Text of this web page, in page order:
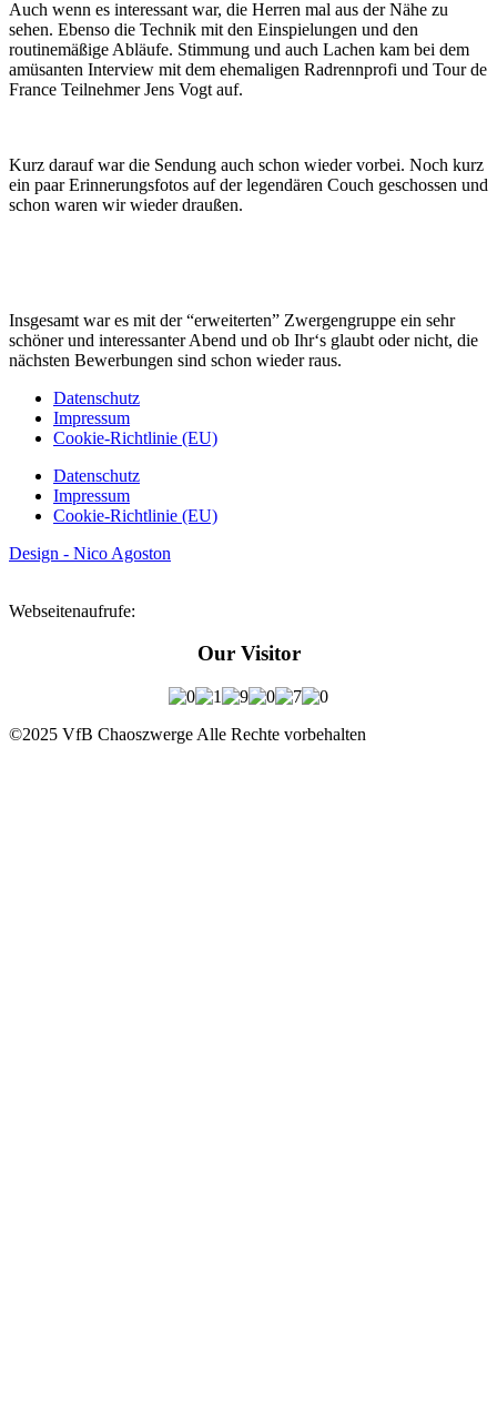
Auch wenn es interessant war, die Herren mal aus der Nähe zu
sehen. Ebenso die Technik mit den Einspielungen und den
routinemäßige Abläufe. Stimmung und auch Lachen kam bei dem
amüsanten Interview mit dem ehemaligen Radrennprofi und Tour de
France Teilnehmer Jens Vogt auf.
Kurz darauf war die Sendung auch schon wieder vorbei. Noch kurz
ein paar Erinnerungsfotos auf der legendären Couch geschossen und
schon waren wir wieder draußen.
Insgesamt war es mit der “erweiterten” Zwergengruppe ein sehr
schöner und interessanter Abend und ob Ihr‘s glaubt oder nicht, die
nächsten Bewerbungen sind schon wieder raus.
Datenschutz
Impressum
Cookie-Richtlinie (EU)
Datenschutz
Impressum
Cookie-Richtlinie (EU)
Design - Nico Agoston
Webseitenaufrufe:
Our Visitor
©2025 VfB Chaoszwerge Alle Rechte vorbehalten